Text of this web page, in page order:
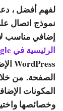
لفهم أفضل ،
نموذج اتصال
إضافي مناسب
الرئيسية في Google
WordPress الإضافي
الصفحة. من
المكونات
وخصائصها